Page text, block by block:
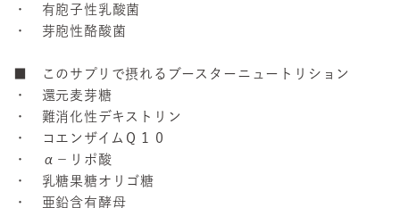
・ 有胞子性乳酸菌
・ 芽胞性酪酸菌
■ このサプリで摂れるブースターニュートリション
・ 還元麦芽糖
・ 難消化性デキストリン
・ コエンザイムＱ１０
・ α−リポ酸
・ 乳糖果糖オリゴ糖
・ 亜鉛含有酵母